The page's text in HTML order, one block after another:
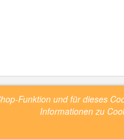
Funktion und für dieses
Informationen zu
Service